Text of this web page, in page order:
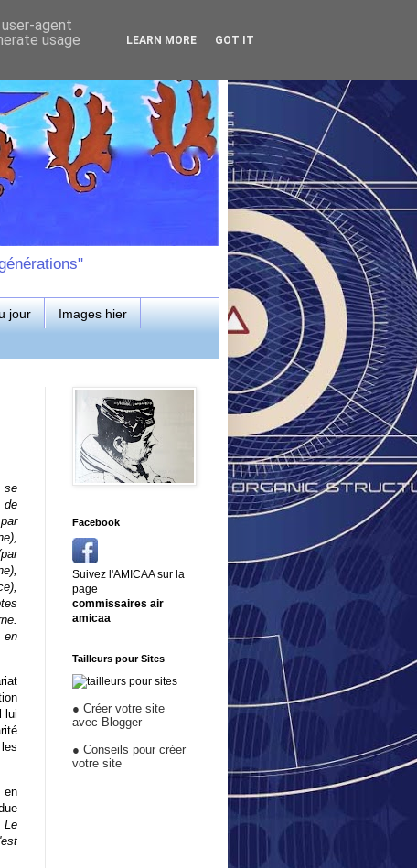
jour Images hier
en
lui
en
Le
Facebook
Suivez l'AMICAA sur la
page
commissaires air
amicaa
Tailleurs pour Sites
● Créer votre site
avec Blogger
● Conseils pour créer
votre site
agent
usage
LEARN MORE GOT IT